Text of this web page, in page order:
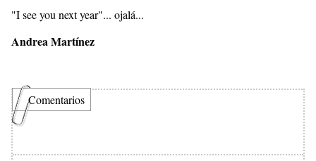
"I see you next year"... ojalá...
Andrea Martínez
Comentarios